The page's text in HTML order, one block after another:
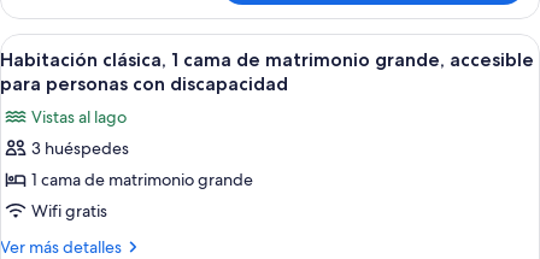
1
habitación,
bañera
de
hidromasaje
Abrir
todas
las
fotos
de
Habitación
clásica,
1
Habitación de hotel con una cama
10
Habitación clásica, 1 cama de matrimonio grande, accesible
para personas con discapacidad
Vistas al lago
3 huéspedes
1 cama de matrimonio grande
Wifi gratis
Ver más detalles
Más